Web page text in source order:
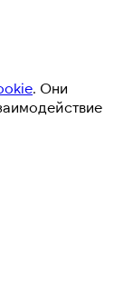
. Они